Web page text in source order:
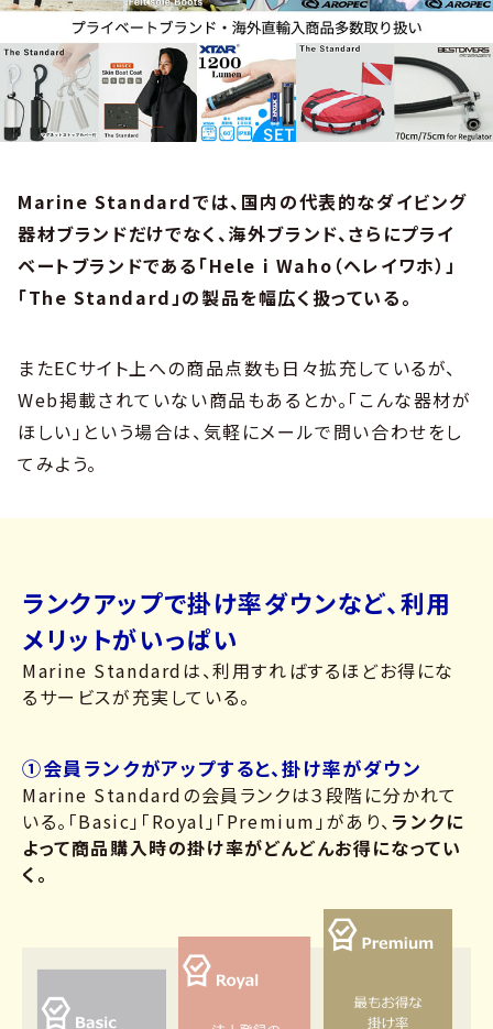
Marine Standardでは、国内の代表的なダイビング
器材ブランドだけでなく、海外ブランド、さらにプライ
ベートブランドである「Hele i Waho（ヘレイワホ）」
「The Standard」の製品を幅広く扱っている。
またECサイト上への商品点数も日々拡充しているが、
Web掲載されていない商品もあるとか。「こんな器材が
ほしい」という場合は、気軽にメールで問い合わせをし
てみよう。
ランクアップで掛け率ダウンなど、利用
メリットがいっぱい
Marine Standardは、利用すればするほどお得にな
るサービスが充実している。
➀会員ランクがアップすると、掛け率がダウン
Marine Standardの会員ランクは３段階に分かれて
いる。「Basic」「Royal」「Premium」があり、 ランクに
よって商品購入時の掛け率がどんどんお得になってい
く。